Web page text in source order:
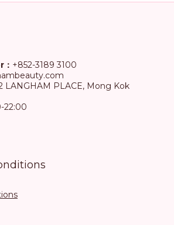
+852-3189 3100
LANGHAM PLACE, Mong Kok
22:00